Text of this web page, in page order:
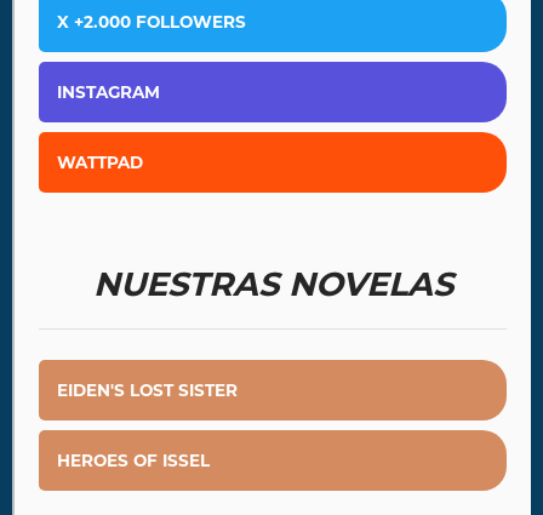
X +2.000 FOLLOWERS
INSTAGRAM
WATTPAD
NUESTRAS NOVELAS
EIDEN'S LOST SISTER
HEROES OF ISSEL